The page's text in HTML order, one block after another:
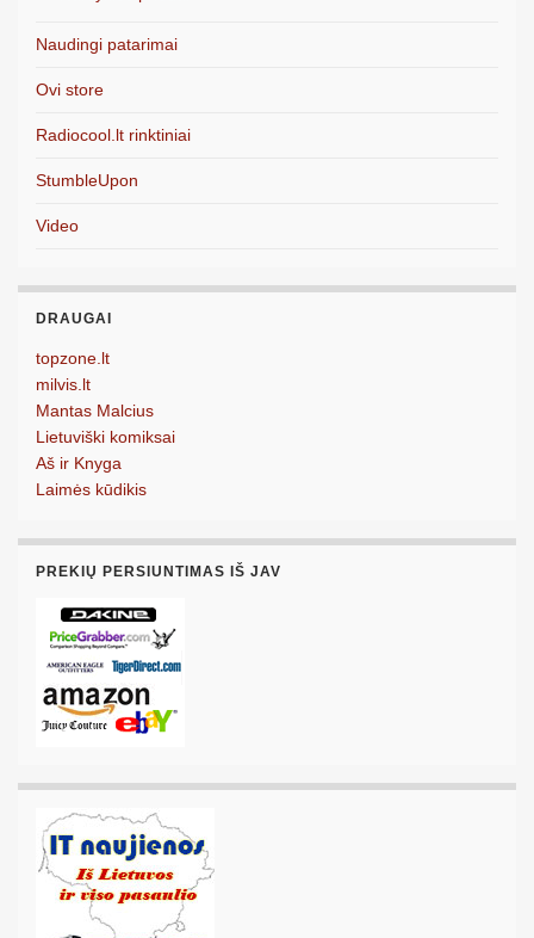
Naudingi patarimai
Ovi store
Radiocool.lt rinktiniai
StumbleUpon
Video
DRAUGAI
topzone.lt
milvis.lt
Mantas Malcius
Lietuviški komiksai
Aš ir Knyga
Laimės kūdikis
PREKIŲ PERSIUNTIMAS IŠ JAV